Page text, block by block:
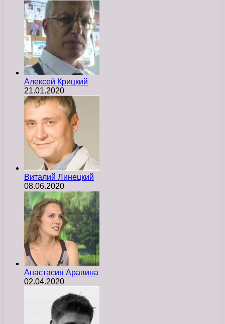
Алексей Крицкий
21.01.2020
Виталий Линецкий
08.06.2020
Анастасия Аравина
02.04.2020